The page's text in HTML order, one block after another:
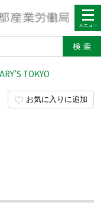
TOKYO
お気に入りに追加